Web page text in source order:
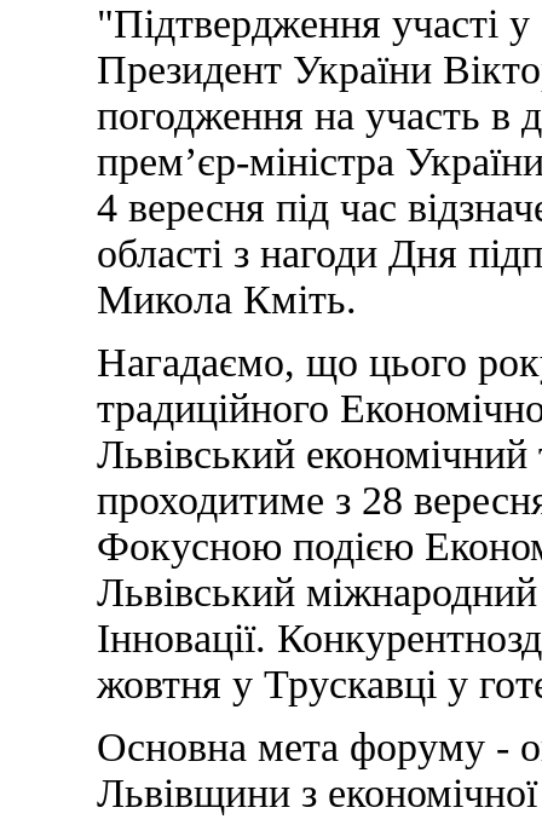
"Підтвердження участі
Президент України
погодження на участь в
прем’єр-міністра
4 вересня під час
області з нагоди Дня
Микола Кміть.
Нагадаємо, що цього
традиційного
Львівський
проходитиме з 28
Фокусною подією
Львівський
Інновації.
жовтня у Трускавці у
Основна мета форуму -
Львівщини з